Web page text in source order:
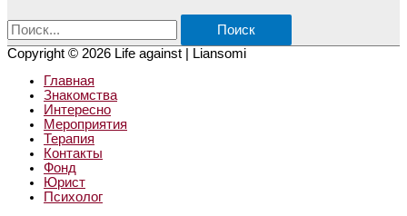
Поиск:
Copyright © 2026 Life against | Liansomi
Главная
Знакомства
Интересно
Мероприятия
Терапия
Контакты
Фонд
Юрист
Психолог